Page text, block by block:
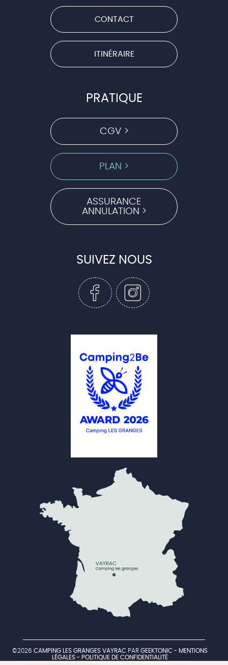
CONTACT
ITINÉRAIRE
PRATIQUE
CGV >
PLAN >
ASSURANCE
ANNULATION >
SUIVEZ NOUS
©2026 CAMPING LES GRANGES VAYRAC PAR GEEKTONIC - MENTIONS
LÉGALES - POLITIQUE DE CONFIDENTIALITÉ